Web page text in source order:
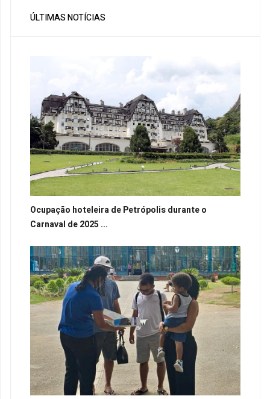
ÚLTIMAS NOTÍCIAS
Ocupação hoteleira de Petrópolis durante o
Carnaval de 2025 ...